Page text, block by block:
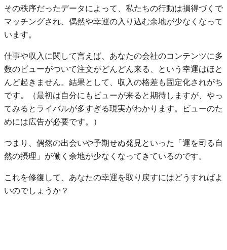
その秩序だったデータによって、私たちの行動は損得づくで
マッチングされ、偶然や幸運の入り込む余地が少なくなって
います。
仕事や収入に関して言えば、あなたの会社のコンテンツに多
数のビューがついて注文がどんどん来る、という幸運はほと
んど起きません。結果として、収入の格差も固定化されがち
です。（最初は自分にもビューが来ると期待しますが、やっ
てみるとライバルが多すぎる現実がわかります。ビューのた
めには広告が必要です。）
つまり、偶然の出会いや予期せぬ発見といった「運を司る自
然の摂理」が働く余地が少なくなってきているのです。
これを修復して、あなたの幸運を取り戻すにはどうすればよ
いのでしょうか？